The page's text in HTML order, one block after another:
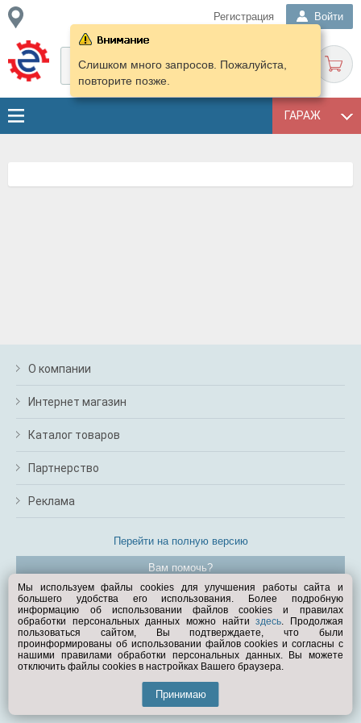
Регистрация Войти
ГАРАЖ
Слишком много запросов. Пожалуйста,
повторите позже.
О компании
Интернет магазин
Каталог товаров
Партнерство
Реклама
Перейти на полную версию
Вам помочь?
© Exist.ru 1998—2026
Мы используем файлы cookies для улучшения работы сайта и
большего удобства его использования. Более подробную
информацию об использовании файлов cookies и правилах
обработки персональных данных можно найтиздесь. Продолжая
пользоваться сайтом, Вы подтверждаете, что были
проинформированы об использовании файлов cookies и согласны с
нашими правилами обработки персональных данных. Вы можете
отключить файлы cookies в настройках Вашего браузера.
Принимаю